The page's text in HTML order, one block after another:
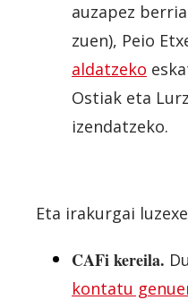
auzapez
zuen), Peio
aldatzeko
Ostiak eta
izendatzeko.
Eta irakurgai
CAFi kereila.
kontatu